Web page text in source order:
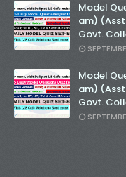
Model
am)
Govt.
Model
am)
Govt.